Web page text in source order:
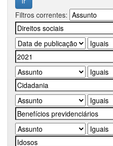
Filtros correntes: